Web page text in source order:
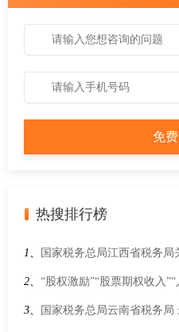
热搜排行榜
1、 国家税务总局江西省税务
售未完工开发产品计税毛利率
2、 “股权激励”“股票期权收入
会保险缴费工资？
3、 国家税务总局云南省税务